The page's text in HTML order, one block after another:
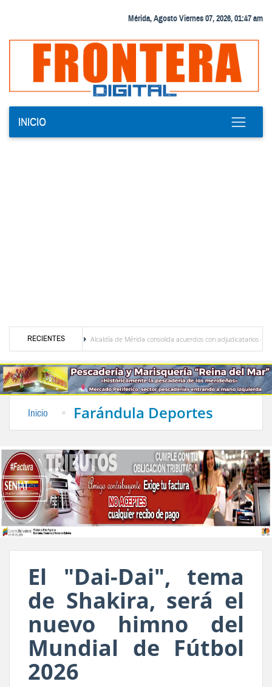
Mérida, Agosto Viernes 07, 2026, 01:47 am
INICIO
RECIENTESAlcaldía de Mérida consolida acuerdos con adjudicatarios del Mercado
Inicio Farándula Deportes
El "Dai-Dai", tema
de Shakira, será el
nuevo himno del
Mundial de Fútbol
2026